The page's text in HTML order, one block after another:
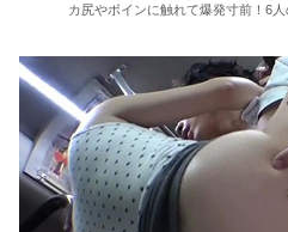
カ尻やボインに触れて爆発寸前！6